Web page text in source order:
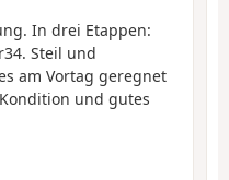
In drei Etappen:
Steil und
am Vortag geregnet
und gutes